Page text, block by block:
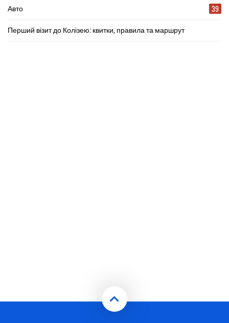
Авто 39
Перший візит до Колізею: квитки, правила та маршрут